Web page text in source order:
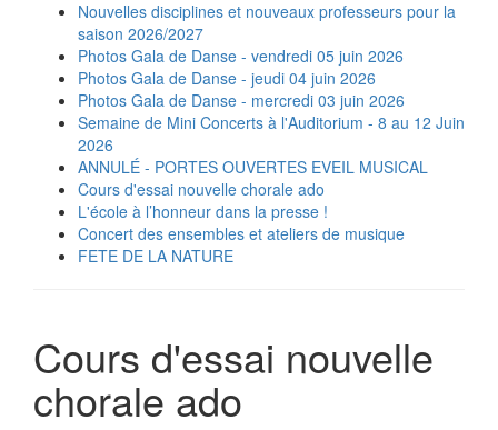
Nouvelles disciplines et nouveaux professeurs pour la
saison 2026/2027
Photos Gala de Danse - vendredi 05 juin 2026
Photos Gala de Danse - jeudi 04 juin 2026
Photos Gala de Danse - mercredi 03 juin 2026
Semaine de Mini Concerts à l'Auditorium - 8 au 12 Juin
2026
ANNULÉ - PORTES OUVERTES EVEIL MUSICAL
Cours d'essai nouvelle chorale ado
L'école à l’honneur dans la presse !
Concert des ensembles et ateliers de musique
FETE DE LA NATURE
Cours d'essai nouvelle
chorale ado